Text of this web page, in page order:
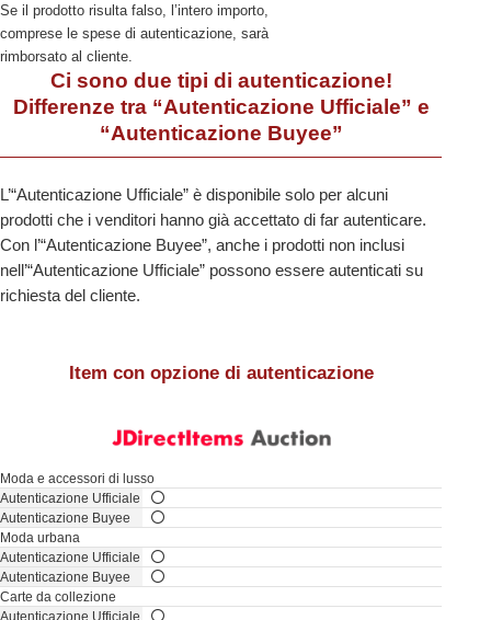
Se il prodotto risulta falso, l’intero importo,
comprese le spese di autenticazione, sarà
rimborsato al cliente.
Ci sono due tipi di autenticazione!
Differenze tra “Autenticazione Ufficiale” e
“Autenticazione Buyee”
L’“Autenticazione Ufficiale” è disponibile solo per alcuni
prodotti che i venditori hanno già accettato di far autenticare.
Con l’“Autenticazione Buyee”, anche i prodotti non inclusi
nell’“Autenticazione Ufficiale” possono essere autenticati su
richiesta del cliente.
Item con opzione di autenticazione
Moda e accessori di lusso
Moda urbana
Carte da collezione